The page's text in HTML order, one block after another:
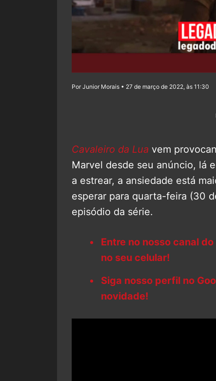
Por Junior Morais • 27 de março de 2022, às 11:30
Cavaleiro da Lua vem
Marvel desde seu anúncio, lá
a estrear, a ansiedade está
esperar para quarta-feira (30
episódio da série.
Entre no nosso canal
no seu celular!
Siga nosso perfil no
novidade!